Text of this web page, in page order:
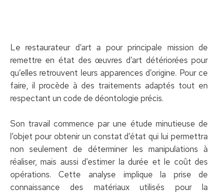
Le restaurateur d’art a pour principale mission de
remettre en état des œuvres d’art détériorées pour
qu’elles retrouvent leurs apparences d’origine. Pour ce
faire, il procède à des traitements adaptés tout en
respectant un code de déontologie précis.
Son travail commence par une étude minutieuse de
l’objet pour obtenir un constat d’état qui lui permettra
non seulement de déterminer les manipulations à
réaliser, mais aussi d’estimer la durée et le coût des
opérations. Cette analyse implique la prise de
connaissance des matériaux utilisés pour la